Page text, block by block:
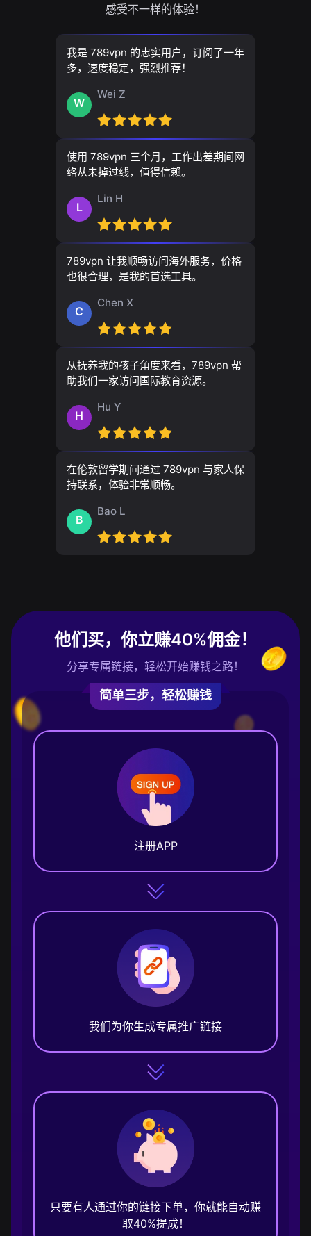
感受不一样的体验！
我是 789vpn 的忠实用户，订阅了一年
多，速度稳定，强烈推荐！
W
Wei Z
使用 789vpn 三个月，工作出差期间网
络从未掉过线，值得信赖。
L
Lin H
789vpn 让我顺畅访问海外服务，价格
也很合理，是我的首选工具。
C
Chen X
从抚养我的孩子角度来看，789vpn 帮
助我们一家访问国际教育资源。
H
Hu Y
在伦敦留学期间通过 789vpn 与家人保
持联系，体验非常顺畅。
B
Bao L
他们买，你立赚40%佣金！
分享专属链接，轻松开始赚钱之路！
简单三步，轻松赚钱
注册APP
我们为你生成专属推广链接
只要有人通过你的链接下单，你就能自动赚
取40%提成！